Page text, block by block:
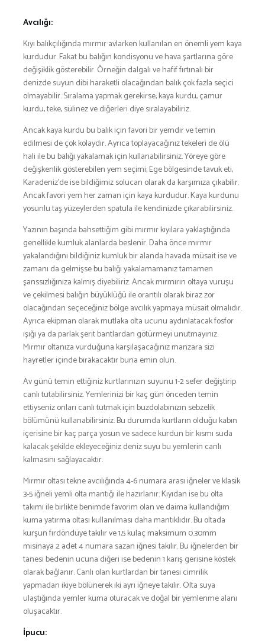
Avcılığı:
Kıyı balıkçılığında mırmır avlarken kullanılan en önemli yem kaya
kurdudur. Fakat bu balığın kondisyonu ve hava şartlarına göre
değişiklik gösterebilir. Örneğin dalgalı ve hafif fırtınalı bir
denizde suyun dibi haraketli olacağından balık çok fazla seçici
olmayabilir. Sıralama yapmak gerekirse; kaya kurdu, çamur
kurdu, teke, sülinez ve diğerleri diye sıralayabiliriz.
Ancak kaya kurdu bu balık için favori bir yemdir ve temin
edilmesi de çok kolaydır. Ayrıca toplayacağınız tekeleri de ölü
hali ile bu balığı yakalamak için kullanabilirsiniz. Yöreye göre
değişkenlik gösterebilen yem seçimi, Ege bölgesinde tavuk eti,
Karadeniz’de ise bildiğimiz solucan olarak da karşımıza çıkabilir.
Ancak favori yem her zaman için kaya kurdudur. Kaya kurdunu
yosunlu taş yüzeylerden spatula ile kendinizde çıkarabilirsiniz.
Yazının başında bahsettiğim gibi mırmır kıyılara yaklaştığında
genellikle kumluk alanlarda beslenir. Daha önce mırmır
yakalandığını bildiğiniz kumluk bir alanda havada müsait ise ve
zamanı da gelmişse bu balığı yakalamamanız tamamen
şanssızlığınıza kalmış diyebiliriz. Ancak mırmırın oltaya vuruşu
ve çekilmesi balığın büyüklüğü ile orantılı olarak biraz zor
olacağından seçeceğiniz bölge avcılık yapmaya müsait olmalıdır.
Ayrıca ekipman olarak mutlaka olta ucunu aydınlatacak fosfor
ışığı ya da parlak şerit bantlardan götürmeyi unutmayınız.
Mırmır oltanıza vurduğuna karşılaşacağınız manzara sizi
hayretler içinde bırakacaktır buna emin olun.
Av günü temin ettiğiniz kurtlarınızın suyunu 1-2 sefer değiştirip
canlı tutabilirsiniz. Yemlerinizi bir kaç gün önceden temin
ettiyseniz onları canlı tutmak için buzdolabınızın sebzelik
bölümünü kullanabilirsiniz. Bu durumda kurtların olduğu kabın
içerisine bir kaç parça yosun ve sadece kurdun bir kısmı suda
kalacak şekilde ekleyeceğiniz deniz suyu bu yemlerin canlı
kalmasını sağlayacaktır.
Mırmır oltası tekne avcılığında 4-6 numara arası iğneler ve klasik
3-5 iğneli yemli olta mantığı ile hazırlanır. Kıyıdan ise bu olta
takımı ile birlikte benimde favorim olan ve daima kullandığım
kuma yatırma oltası kullanılması daha mantıklıdır. Bu oltada
kurşun fırdöndüye takılır ve 1,5 kulaç maksimum 0.30mm
misinaya 2 adet 4 numara sazan iğnesi takılır. Bu iğnelerden bir
tanesi bedenin ucuna diğeri ise bedenin 1 karış gerisine köstek
olarak bağlanır. Canlı olan kurtlardan bir tanesi cimrilik
yapmadan ikiye bölünerek iki ayrı iğneye takılır. Olta suya
ulaştığında yemler kuma oturacak ve doğal bir yemlenme alanı
oluşacaktır.
İpucu: